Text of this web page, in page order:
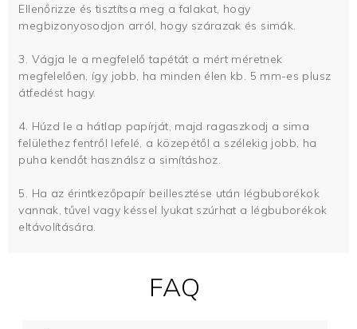
Ellenőrizze és tisztítsa meg a falakat, hogy
megbizonyosodjon arról, hogy szárazak és simák.
3. Vágja le a megfelelő tapétát a mért méretnek
megfelelően, így jobb, ha minden élen kb. 5 mm-es plusz
átfedést hagy.
4. Húzd le a hátlap papírját, majd ragaszkodj a sima
felülethez fentről lefelé, a közepétől a szélekig jobb, ha
puha kendőt használsz a simításhoz.
5. Ha az érintkezőpapír beillesztése után légbuborékok
vannak, tűvel vagy késsel lyukat szúrhat a légbuborékok
eltávolítására.
FAQ